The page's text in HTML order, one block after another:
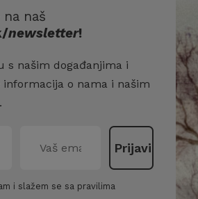
na naš
newsletter!
s našim događanjima i
informacija o nama i našim
i slažem se sa pravilima